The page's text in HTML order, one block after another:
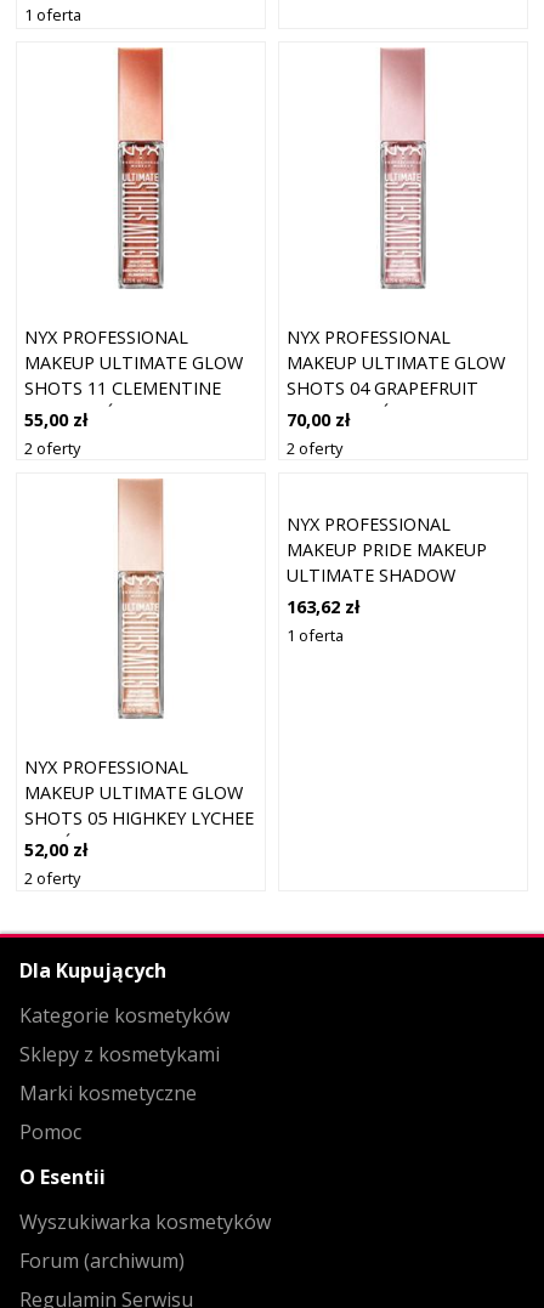
1 oferta
NYX PROFESSIONAL
MAKEUP ULTIMATE GLOW
SHOTS 11 CLEMENTINE
FINE - CIEŃ
55,00 zł
2 oferty
NYX PROFESSIONAL
MAKEUP ULTIMATE GLOW
SHOTS 04 GRAPEFRUIT
GLOW - CIEŃ
70,00 zł
2 oferty
NYX PROFESSIONAL
MAKEUP ULTIMATE GLOW
SHOTS 05 HIGHKEY LYCHEE
- CIEŃ D
52,00 zł
2 oferty
NYX PROFESSIONAL
MAKEUP PRIDE MAKEUP
ULTIMATE SHADOW
PALETTE UTOPIA PALETA
40 CIENI PALETKI CIENI I
163,62 zł
1 oferta
Dla Kupujących
Kategorie kosmetyków
Sklepy z kosmetykami
Marki kosmetyczne
Pomoc
O Esentii
Wyszukiwarka kosmetyków
Forum (archiwum)
Regulamin Serwisu